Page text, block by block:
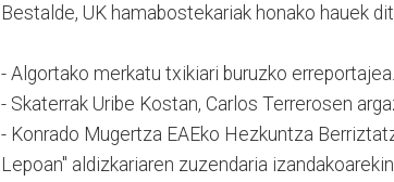
Bestalde, UK hamabostekariak honako hauek
- Algortako merkatu txikiari buruzko erreportajea.
- Skaterrak Uribe Kostan, Carlos Terrerosen
- Konrado Mugertza EAEko Hezkuntza
Lepoan" aldizkariaren zuzendaria